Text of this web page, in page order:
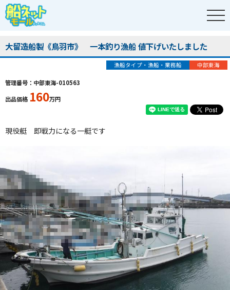
大留造船製《鳥羽市》 一本釣り漁船 値下げいたしました
漁船タイプ・漁船・業務船 中部東海
管理番号：中部東海-010563
出品価格 160万円
現役艇 即戦力になる一艇です